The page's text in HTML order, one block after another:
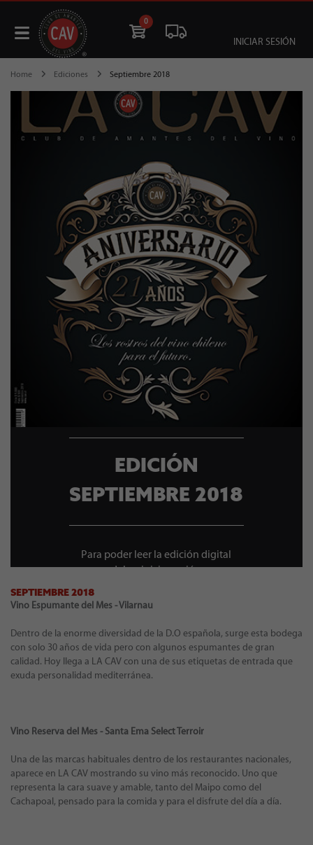
0
INICIAR SESIÓN
Home Ediciones Septiembre 2018
EDICIÓN
SEPTIEMBRE 2018
Para poder leer la edición digital
debes iniciar sesión
SEPTIEMBRE 2018
Vino Espumante del Mes - Vilarnau
Dentro de la enorme diversidad de la D.O española, surge esta bodega
con solo 30 años de vida pero con algunos espumantes de gran
calidad. Hoy llega a LA CAV con una de sus etiquetas de entrada que
exuda personalidad mediterránea.
Vino Reserva del Mes - Santa Ema Select Terroir
Una de las marcas habituales dentro de los restaurantes nacionales,
aparece en LA CAV mostrando su vino más reconocido. Uno que
representa la cara suave y amable, tanto del Maipo como del
Cachapoal, pensado para la comida y para el disfrute del día a día.